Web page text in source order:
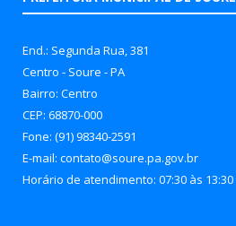
End.: Segunda Rua, 381
Centro - Soure - PA
Bairro: Centro
CEP: 68870-000
Fone: (91) 98340-2591
E-mail: contato@soure.pa.gov.br
Horário de atendimento: 07:30 às 13:30